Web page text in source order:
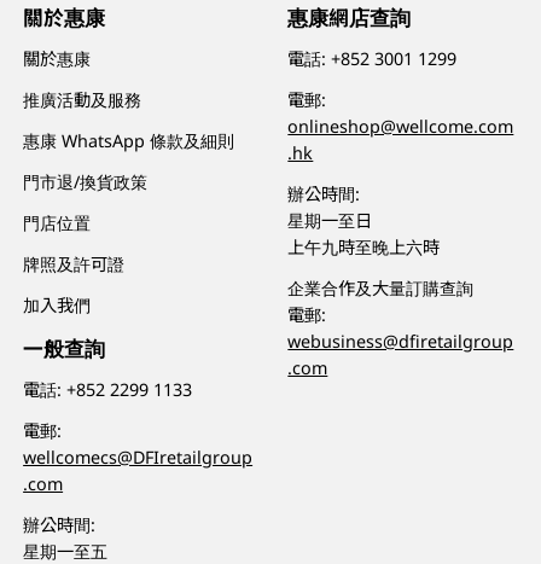
關於惠康
關於惠康
推廣活動及服務
惠康 WhatsApp 條款及細則
門市退/換貨政策
門店位置
牌照及許可證
加入我們
一般查詢
電話:+852 2299 1133
電郵:
wellcomecs@DFIretailgroup
.com
辦公時間:
星期一至五
惠康網店查詢
電話:+852 3001 1299
電郵:
onlineshop@wellcome.com
.hk
辦公時間:
星期一至日
上午九時至晚上六時
企業合作及大量訂購查詢
電郵:
webusiness@dfiretailgroup
.com